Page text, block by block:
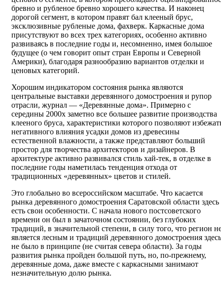
бревно и рубленое бревно хорошего качества. И наконец
дорогой сегмент, в котором правят бал клееный брус,
эксклюзивные рубленые дома, фахверк. Каркасные дома
присутствуют во всех трех категориях, особенно активно
развиваясь в последние годы и, несомненно, имея большое
будущее (о чем говорит опыт стран Европы и Северной
Америки), благодаря разнообразию вариантов отделки и
ценовых категорий.
Хорошим индикатором состояния рынка являются
центральные выставки деревянного домостроения и рупор
отрасли, журнал — «Деревянные дома». Примерно с
середины 2000х заметно все большее развитие производства
клееного бруса, характеристики которого позволяют
негативного влияния усадки домов из древесины
естественной влажности, а также представляют больший
простор для творчества архитекторов и дизайнеров. В
архитектуре активно развивался стиль хай-тек, в отделке в
последние годы наметилась тенденция отхода от
традиционных «деревянных» цветов и стилей.
Это глобально во всероссийском масштабе. Что касается
рынка деревянного домостроения Саратовской области здесь
есть свои особенности. С начала нового постсоветского
времени он был в зачаточном состоянии, без глубоких
традиций, в значительной степени, в силу того, что регион
является лесным и традиций деревянного домостроения здесь
не было в принципе (не считая севера области). За годы
развития рынка пройден большой путь, но, по-прежнему,
деревянные дома, даже вместе с каркасными занимают
незначительную долю рынка.